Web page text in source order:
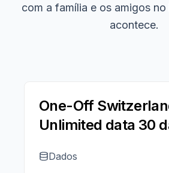
com a família e os amigos
acontece.
One-Off
Unlimited data 30
Dados